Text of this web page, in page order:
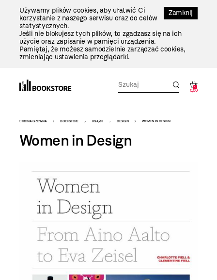
Zamknij
Używamy plików cookies, aby ułatwić Ci
korzystanie z naszego serwisu oraz do celów
statystycznych.
Jeśli nie blokujesz tych plików, to zgadzasz się na ich
użycie oraz zapisanie w pamięci urządzenia.
Pamiętaj, że możesz samodzielnie zarządzać cookies,
zmieniając ustawienia przeglądarki.
0
0,00
Bookstore
-
szablon
STRONA GŁÓWNA BOOKSTORE KSIĄŻKI DESIGN WOMEN IN DESIGN
Women in Design